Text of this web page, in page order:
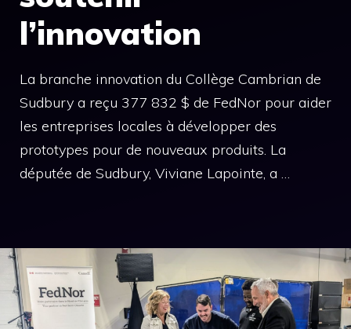
l’innovation
La branche innovation du Collège Cambrian de
Sudbury a reçu 377 832 $ de FedNor pour aider
les entreprises locales à développer des
prototypes pour de nouveaux produits. La
députée de Sudbury, Viviane Lapointe, a …